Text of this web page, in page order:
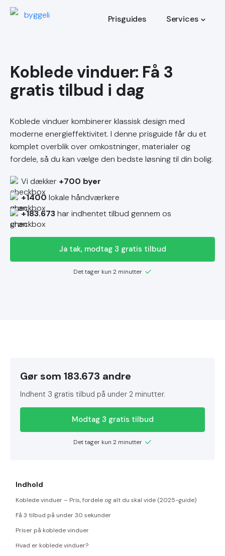
Prisguides Services
Koblede vinduer
Koblede vinduer kombinerer klassisk design med
moderne energieffektivitet. I denne prisguide får du et
komplet overblik over omkostninger, materialer og
fordele, så du kan vælge den bedste løsning til din bolig.
Vi dækker +700 byer
+1400 lokale håndværkere
+183.673har indhentet tilbud gennem os
Ja tak, modtag 3 gratis tilbud
Det tager kun 2 minutter
Gør som 183.673 andre
Indhent 3 gratis tilbud på under 2 minutter.
Modtag 3 gratis tilbud
Det tager kun 2 minutter
Indhold
Koblede vinduer – Pris, fordele og alt du skal vide (2025-guide)
Få 3 tilbud på under 30 sekunder
Priser på koblede vinduer
Hvad er koblede vinduer?